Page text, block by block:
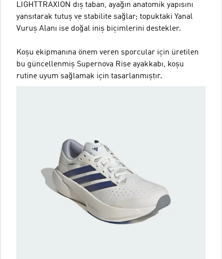
LIGHTTRAXION dış taban, ayağın anatomik yapısını
yansıtarak tutuş ve stabilite sağlar; topuktaki Yanal
Vuruş Alanı ise doğal iniş biçimlerini destekler.
Koşu ekipmanına önem veren sporcular için üretilen
bu güncellenmiş Supernova Rise ayakkabı, koşu
rutine uyum sağlamak için tasarlanmıştır.